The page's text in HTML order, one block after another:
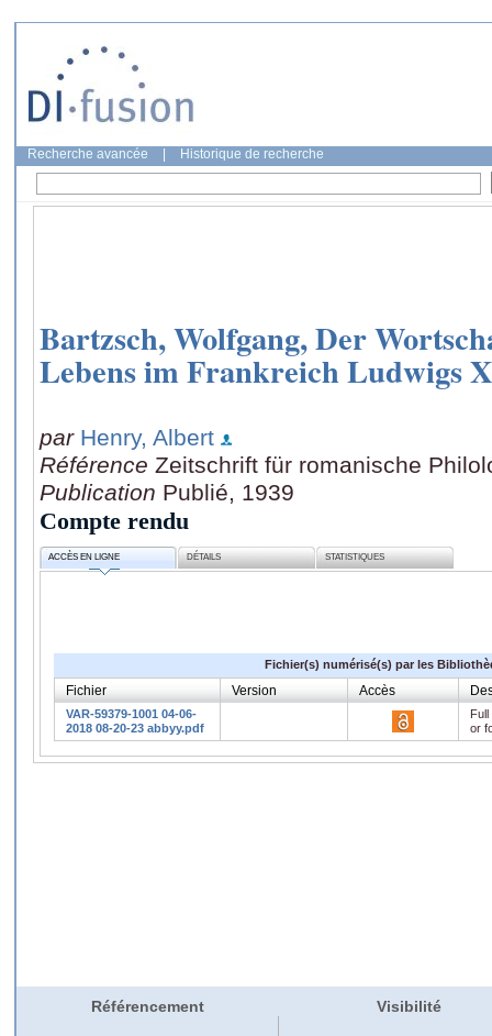
Recherche avancée Historique de recherche
Bartzsch, Wolfgang, Der
Lebens im Frankreich Ludwigs
par Henry, Albert
Référence Zeitschrift für romanische
Publication Publié, 1939
Compte rendu
ACCÈS EN LIGNE DÉTAILS STATISTIQUES
Fichier(s) numérisé(s) par les
Fichier Version Accès
VAR-59379-1001 04-06-
2018 08-20-23 abbyy.pdf
or
Référencement Visibilité